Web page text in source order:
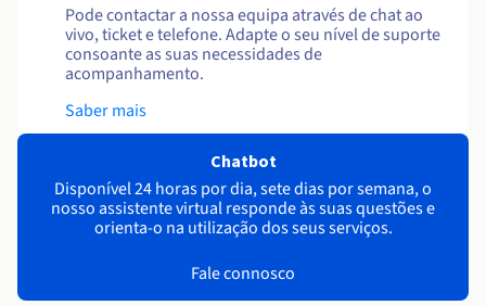
Pode contactar a nossa equipa através de chat ao
vivo, ticket e telefone. Adapte o seu nível de suporte
consoante as suas necessidades de
acompanhamento.
Saber mais
Chatbot
Disponível 24 horas por dia, sete dias por semana, o
nosso assistente virtual responde às suas questões e
orienta-o na utilização dos seus serviços.
Fale connosco